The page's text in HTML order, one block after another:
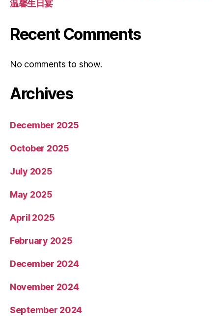
温馨生日宴
Recent Comments
No comments to show.
Archives
December 2025
October 2025
July 2025
May 2025
April 2025
February 2025
December 2024
November 2024
September 2024